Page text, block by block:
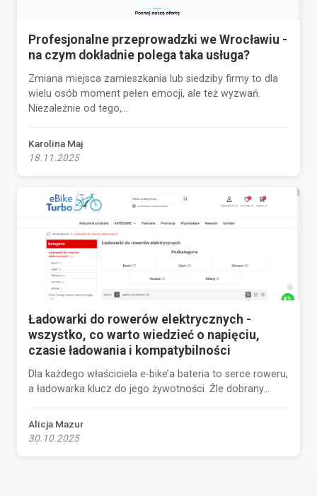
Profesjonalne przeprowadzki we Wrocławiu -
na czym dokładnie polega taka usługa?
Zmiana miejsca zamieszkania lub siedziby firmy to dla
wielu osób moment pełen emocji, ale też wyzwań.
Niezależnie od tego,...
Karolina Maj
18.11.2025
Ładowarki do rowerów elektrycznych -
wszystko, co warto wiedzieć o napięciu,
czasie ładowania i kompatybilności
Dla każdego właściciela e-bike’a bateria to serce roweru,
a ładowarka klucz do jego żywotności. Źle dobrany...
Alicja Mazur
30.10.2025